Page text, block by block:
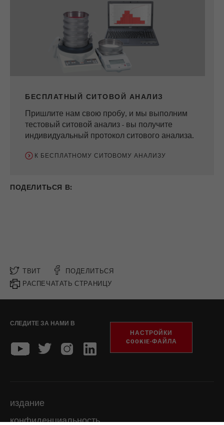
БЕСПЛАТНЫЙ СИТОВОЙ АНАЛИЗ
Пришлите нам свою пробу, и мы выполним
тестовый ситовой анализ - вы получите
индивидуальный протокол ситового анализа.
К БЕСПЛАТНОМУ СИТОВОМУ АНАЛИЗУ
ПОДЕЛИТЬСЯ В:
ТВИТ ПОДЕЛИТЬСЯ
РАСПЕЧАТАТЬ СТРАНИЦУ
СЛЕДИТЕ ЗА НАМИ В
НАСТРОЙКИ
COOKIE-ФАЙЛА
издание
конфиденциальность